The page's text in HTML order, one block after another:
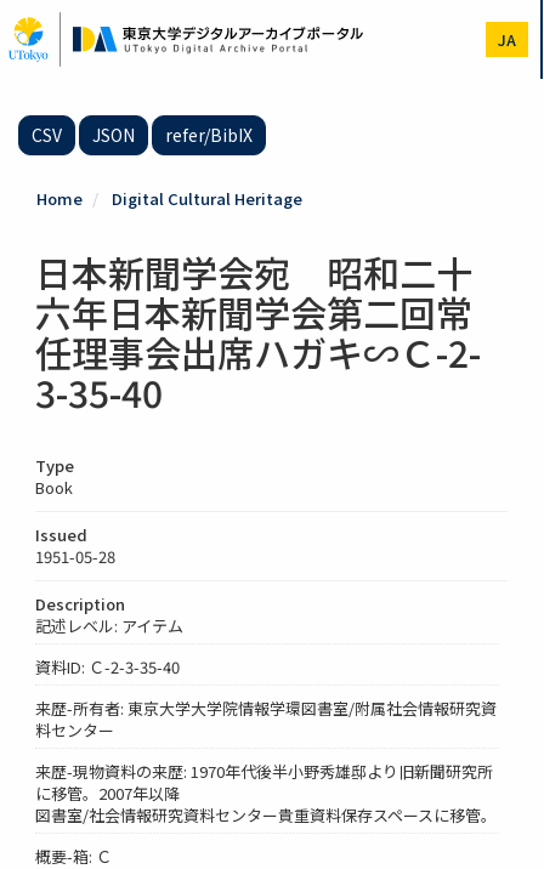
to
main
JA
CSV JSON refer/BibIX
Home Digital Cultural Heritage
日本新聞学会宛 昭和二十
六年日本新聞学会第二回常
任理事会出席ハガキ∽Ｃ-2-
3-35-40
Type
Book
Issued
1951-05-28
Description
記述レベル: アイテム
資料ID: Ｃ-2-3-35-40
来歴-所有者: 東京大学大学院情報学環図書室/附属社会情報研究資
料センター
来歴-現物資料の来歴: 1970年代後半小野秀雄邸より旧新聞研究所
に移管。2007年以降
図書室/社会情報研究資料センター貴重資料保存スペースに移管。
概要-箱: Ｃ